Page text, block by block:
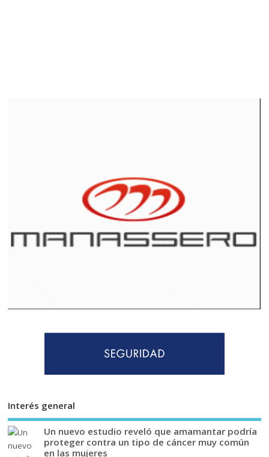
Interés general
Un nuevo estudio reveló que amamantar podría
proteger contra un tipo de cáncer muy común
en las mujeres